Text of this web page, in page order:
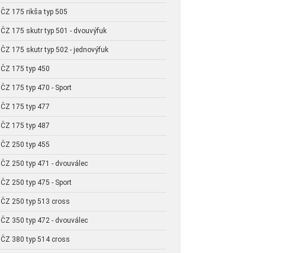
ČZ 175 rikša typ 505
ČZ 175 skutr typ 501 - dvouvýfuk
ČZ 175 skutr typ 502 - jednovýfuk
ČZ 175 typ 450
ČZ 175 typ 470 - Sport
ČZ 175 typ 477
ČZ 175 typ 487
ČZ 250 typ 455
ČZ 250 typ 471 - dvouválec
ČZ 250 typ 475 - Sport
ČZ 250 typ 513 cross
ČZ 350 typ 472 - dvouválec
ČZ 380 typ 514 cross